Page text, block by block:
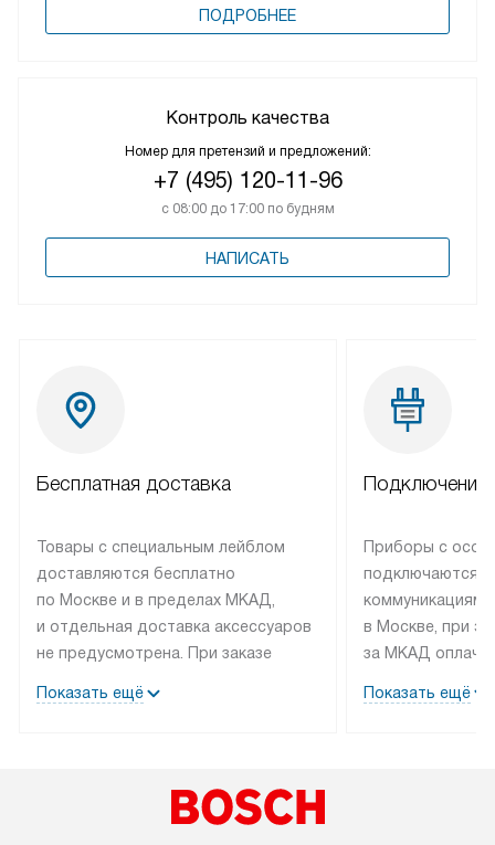
ПОДРОБНЕЕ
Контроль качества
Номер для претензий и предложений:
+7 (495) 120-11-96
с 08:00 до 17:00 по будням
НАПИСАТЬ
Бесплатная доставка
Товары с специальным лейблом
доставляются бесплатно
по Москве и в пределах МКАД,
и отдельная доставка аксессуаров
не предусмотрена. При заказе
рекомендуем обсудить
со статусом «В наличии» могут
быть отправлены покупателю
Показать ещё
Подключение
Приборы с
подключаются к
коммуникациям
в Москве, при
за МКАД
партнера
Показать ещё